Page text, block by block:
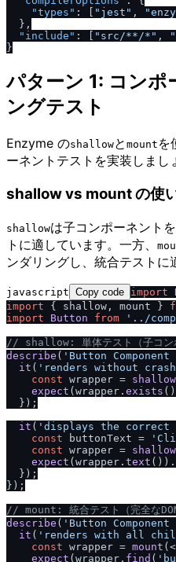
"types" : "jest" ,
} ,
"include" : "src /** /*" ,
}
パターン 1: コンポ
ングテスト
Enzyme のshallowと mount を
ーネントテストを実装しまし
shallow vs mount の使
shallowは子コンポーネント
トに適しています。一方、
ンダリングし、統合テストに
javascript Copy code import
import { shallow, mount }
import
Button from '.. /
// shallow: 単体テスト（子コン
describe ( 'Button
it ( 'renders without
const wrapper = shallow
expect (wrapper. exists
  });
it ( 'displays the correct
const buttonText =
const wrapper = shallow
expect (wrapper. text ()).
  });
});
// mount: 統合テスト（完全な
describe ( 'Button
it ( 'renders with all child
const wrapper = mount ( <
expect (wrapper. find (